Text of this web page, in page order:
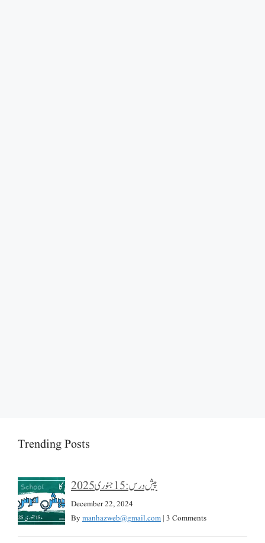
Trending Posts
پیش درس: 15 جنوری 2025
December 22, 2024
Bymanhazweb@gmail.com | 3 Comments